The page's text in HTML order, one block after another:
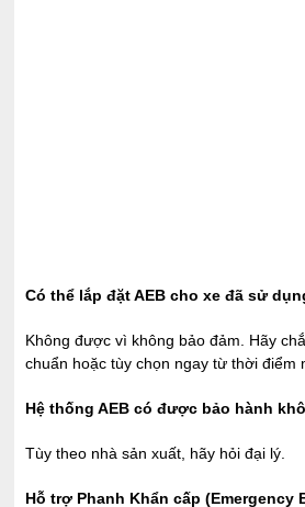
Có thể lắp đặt AEB cho xe đã sử
Không được vì không bảo đảm. Hãy
chuẩn hoặc tùy chọn ngay từ thời điểm
Hệ thống AEB có được bảo hành
Tùy theo nhà sản xuất, hãy hỏi đại lý.
Hỗ trợ Phanh Khẩn cấp (Emergency